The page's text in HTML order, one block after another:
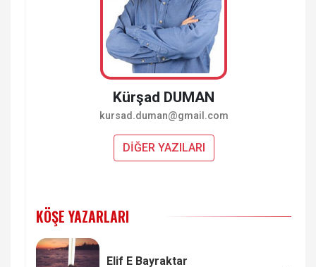
Kürşad DUMAN
kursad.duman@gmail.com
DİĞER YAZILARI
KÖŞE YAZARLARI
Elif E Bayraktar